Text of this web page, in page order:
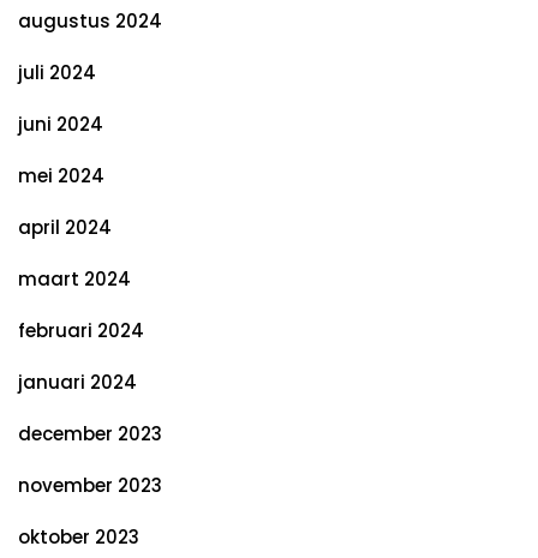
augustus 2024
juli 2024
juni 2024
mei 2024
april 2024
maart 2024
februari 2024
januari 2024
december 2023
november 2023
oktober 2023